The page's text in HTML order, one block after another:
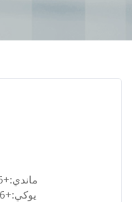
ماندي:+86-13798691852
يوكي:+86-13902429764